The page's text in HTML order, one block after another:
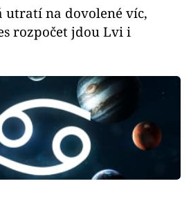
utratí na dovolené víc,
rozpočet jdou Lvi i